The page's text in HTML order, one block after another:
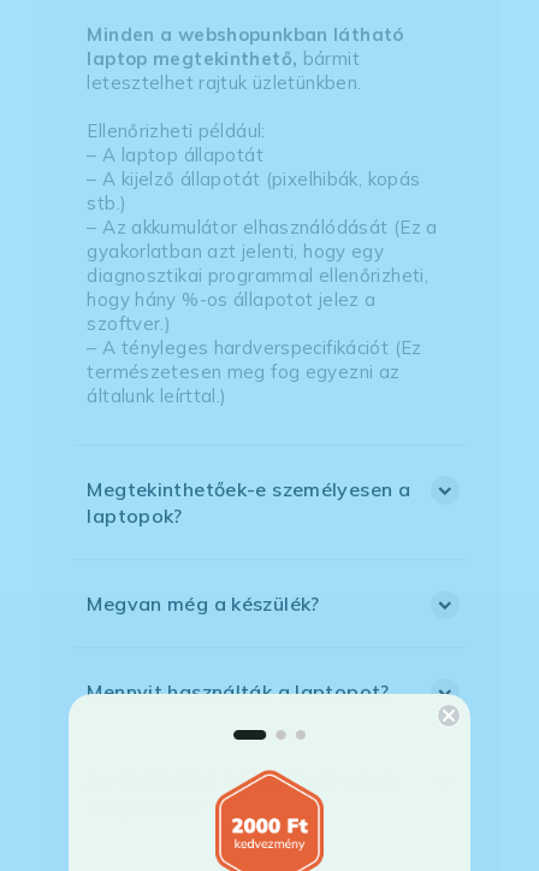
Minden a webshopunkban látható
laptop megtekinthető, bármit
letesztelhet rajtuk üzletünkben.
Ellenőrizheti például:
– A laptop állapotát
– A kijelző állapotát (pixelhibák, kopás
stb.)
– Az akkumulátor elhasználódását (Ez a
gyakorlatban azt jelenti, hogy egy
diagnosztikai programmal ellenőrizheti,
hogy hány %-os állapotot jelez a
szoftver.)
– A tényleges hardverspecifikációt (Ez
természetesen meg fog egyezni az
általunk leírttal.)
Megtekinthetőek-e személyesen a
laptopok?
Megvan még a készülék?
Mennyit használták a laptopot?
Az Önök által értékesített gépek